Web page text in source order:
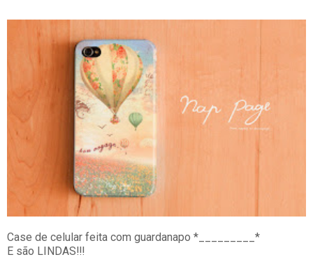
Case de celular feita com guardanapo *_________*
E são LINDAS!!!